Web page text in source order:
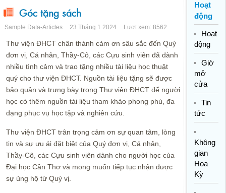
Góc tặng sách
Sample Data-Articles 23 Tháng 1 2024 Lượt xem: 8562
Thư viện ĐHCT chân thành cảm ơn sâu sắc đến Quý
đơn vị, Cá nhân, Thầy-Cô, các Cựu sinh viên đã dành
nhiều tình cảm và trao tặng nhiều tài liệu học thuật
quý cho thư viện ĐHCT. Nguồn tài liệu tặng sẽ được
bảo quản và trưng bày trong Thư viện ĐHCT để người
học có thêm nguồn tài liệu tham khảo phong phú, đa
dạng phục vụ học tập và nghiên cứu.
Thư viện ĐHCT trân trọng cảm ơn sự quan tâm, lòng
tin và sự ưu ái đặt biệt của Quý đơn vị, Cá nhân,
Thầy-Cô, các Cựu sinh viên dành cho người học của
Đại học Cần Thơ và mong muốn tiếp tục nhận được
sự ủng hộ từ Quý vị.
Hoạt
động
Hoạt
động
Giờ
mở
cửa
Tin
tức
Không
gian
Hoa
Kỳ